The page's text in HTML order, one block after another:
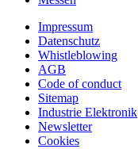
Impressum
Datenschutz
Whistleblowing
AGB
Code of conduct
Sitemap
Industrie Elektronik
Newsletter
Cookies